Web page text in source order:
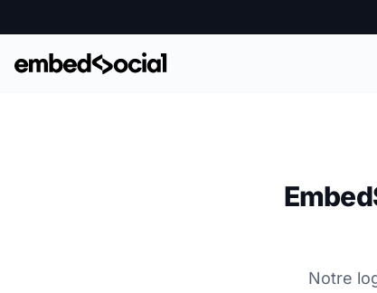
Notre